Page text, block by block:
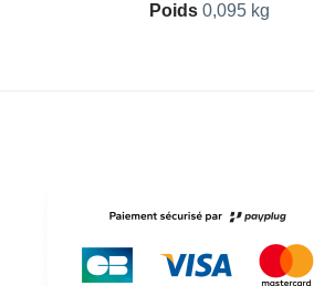
Poids 0,095 kg